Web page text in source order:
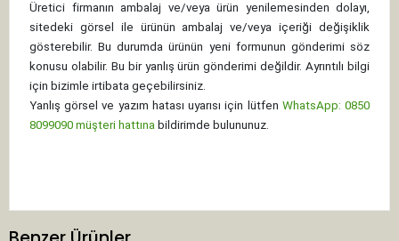
Üretici firmanın ambalaj ve/veya ürün yenilemesinden dolayı,
sitedeki görsel ile ürünün ambalaj ve/veya içeriği değişiklik
gösterebilir. Bu durumda ürünün yeni formunun gönderimi söz
konusu olabilir. Bu bir yanlış ürün gönderimi değildir. Ayrıntılı bilgi
için bizimle irtibata geçebilirsiniz.
Yanlış görsel ve yazım hatası uyarısı için lütfen WhatsApp: 0850
8099090 müşteri hattına bildirimde bulununuz.